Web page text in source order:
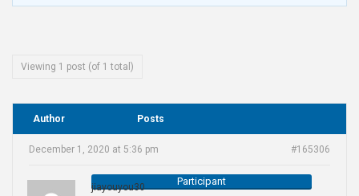
Viewing 1 post (of 1 total)
Author Posts
December 1, 2020 at 5:36 pm #165306
jiayouyou30 Participant